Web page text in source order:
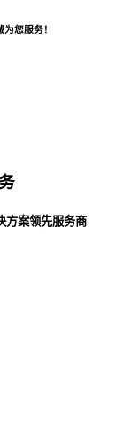
您服务！
方案领先服务商